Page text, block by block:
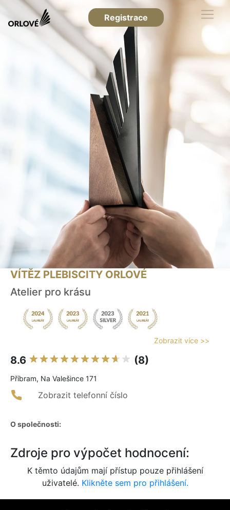
Registrace
VÍTĚZ PLEBISCITY ORLOVÉ
Atelier pro krásu
Zobrazit více >>
8.6 (8)
Příbram, Na Valešince 171
Zobrazit telefonní číslo
O společnosti:
Zdroje pro výpočet hodnocení:
K těmto údajům mají přístup pouze přihlášení
uživatelé. Klikněte sem pro přihlášení.